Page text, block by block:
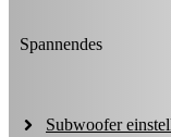
Spannendes
Subwoofer